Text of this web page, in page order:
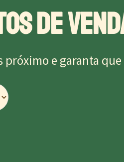
DE
e garanta